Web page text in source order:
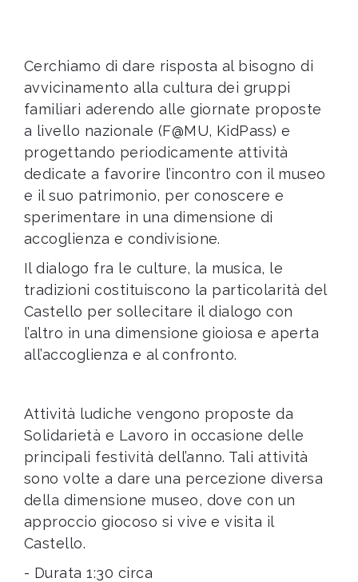
Cerchiamo di dare risposta al bisogno di
avvicinamento alla cultura dei gruppi
familiari aderendo alle giornate proposte
a livello nazionale (F@MU, KidPass) e
progettando periodicamente attività
dedicate a favorire l’incontro con il museo
e il suo patrimonio, per conoscere e
sperimentare in una dimensione di
accoglienza e condivisione.
Il dialogo fra le culture, la musica, le
tradizioni costituiscono la particolarità del
Castello per sollecitare il dialogo con
l’altro in una dimensione gioiosa e aperta
all’accoglienza e al confronto.
Attività ludiche vengono proposte da
Solidarietà e Lavoro in occasione delle
principali festività dell’anno. Tali attività
sono volte a dare una percezione diversa
della dimensione museo, dove con un
approccio giocoso si vive e visita il
Castello.
- Durata 1:30 circa